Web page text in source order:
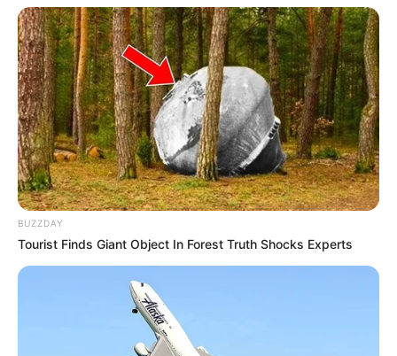
BUZZDAY
Tourist Finds Giant Object In Forest Truth Shocks Experts